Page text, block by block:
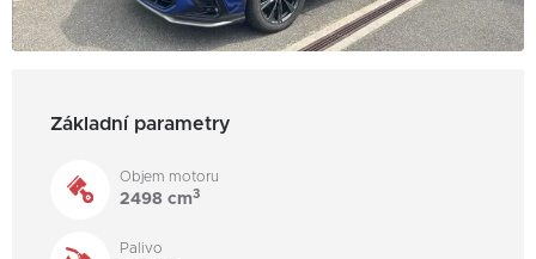
Základní parametry
Objem motoru
2498 cm3
Palivo